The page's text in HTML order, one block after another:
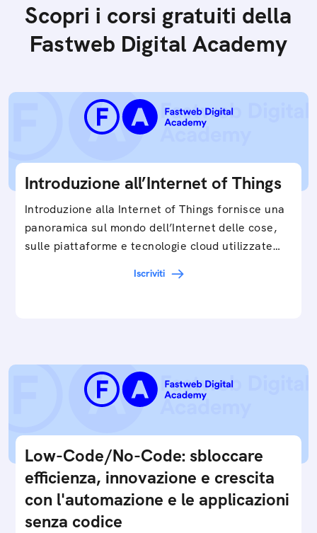
Scopri i corsi gratuiti della
Fastweb Digital Academy
Introduzione all’Internet of Things
Introduzione alla Internet of Things fornisce una
panoramica sul mondo dell’Internet delle cose,
sulle piattaforme e tecnologie cloud utilizzate
Iscriviti
Low-Code/No-Code: sbloccare
efficienza, innovazione e crescita
con l'automazione e le applicazioni
senza codice